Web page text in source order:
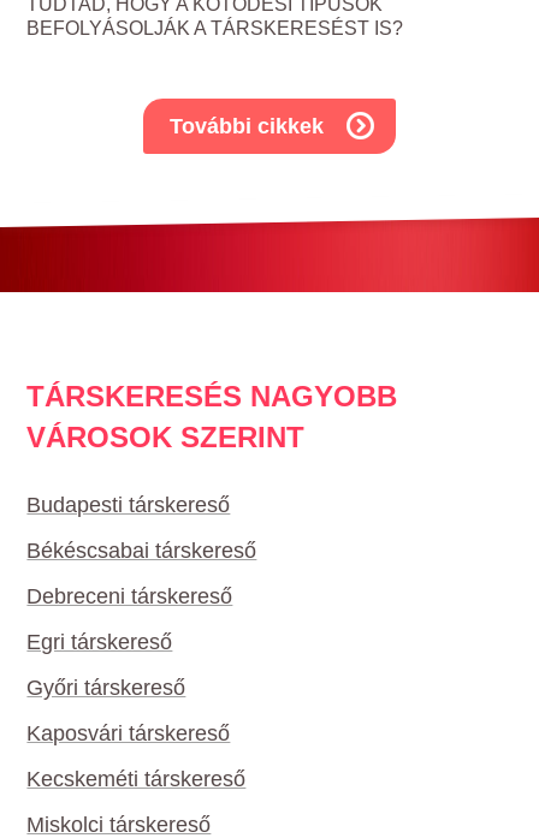
BEFOLYÁSOLJÁK A TÁRSKERESÉST IS?
További cikkek
TÁRSKERESÉS NAGYOBB
VÁROSOK SZERINT
Budapesti társkereső
Békéscsabai társkereső
Debreceni társkereső
Egri társkereső
Győri társkereső
Kaposvári társkereső
Kecskeméti társkereső
Miskolci társkereső